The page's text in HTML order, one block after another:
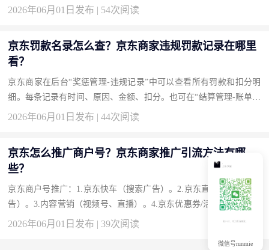
东自营也有“搬家纸箱”可购。买药时如需格外加固，下单备注“加
2026年06月01日发布 | 54次阅读
京东罚款名录怎么查？京东商家违规罚款记录在哪里
看？
京东商家在后台“奖惩管理-违规记录”中可以查看所有罚款和扣分明
细。每条记录有时间、原因、金额、扣分。也可在“结算管理-账单明
细”中查到扣款。如果对罚款有异议，在违规记录里点“申诉”。 京
2026年06月01日发布 | 44次阅读
京东怎么推广商户号？京东商家推广引流方法有哪
些？
京东商户号推广：1.京东快车（搜索广告）。2.京东直投（腾讯系广
告）。3.内容营销（视频号、直播）。4.京东优惠券/活动。5.京东联
盟（CPS淘客）。结合自己商品，多工具并用。新店先从快车和优...
2026年06月01日发布 | 39次阅读
微信号runmie